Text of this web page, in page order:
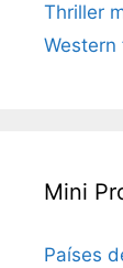
Thriller
Western
Mini
Países